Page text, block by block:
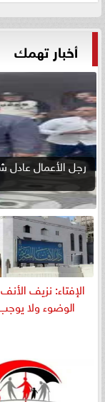
أخبار تهمك
رجل الأعمال عادل
الإفتاء: نزيف
الوضوء ولا